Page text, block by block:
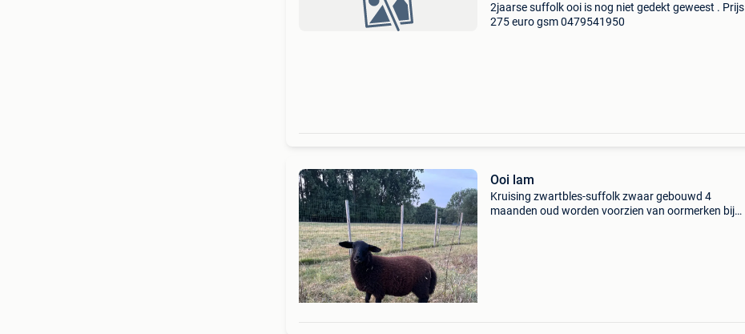
2jaarse suffolk ooi is nog niet gedekt geweest . Prijs
275 euro gsm 0479541950
Ooi lam
Kruising zwartbles-suffolk zwaar gebouwd 4
maanden oud worden voorzien van oormerken bij